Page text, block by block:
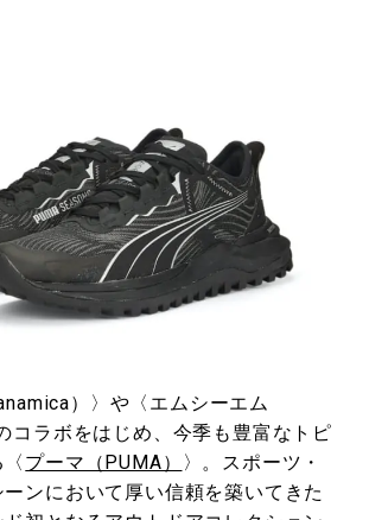
#フイナムのYouTube
#FOCUS IT #AH.H
#FASHION #MUSIC #MOVIE
#SNEAKER #OUTDOOR
#HANDSOME HANDBOOK
）〉や〈エムシーエム
コラボをはじめ、今季も豊富なトピ
プーマ（PUMA）
〉。スポーツ・
ンにおいて厚い信頼を築いてきた